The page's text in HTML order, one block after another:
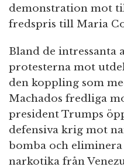
demonstration mot
fredspris till Maria
Bland de intressanta
protesterna mot
den koppling som
Machados fredliga
president Trumps
defensiva krig mot
bomba och
narkotika från